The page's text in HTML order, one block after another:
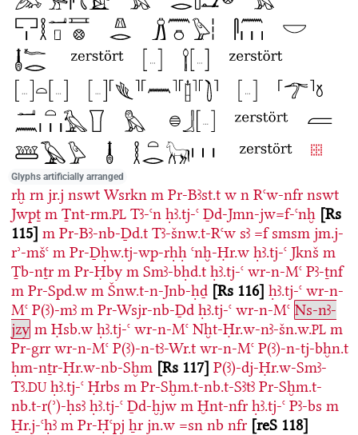
Glyphs artificially arranged
rḫ rn jr.j nswt Wsrkn m Pr-Bꜣst.t w n Rꜥw-nfr nswt
Jwpṯ m Ṯnt-rm.PL Tꜣ-ꜥn ḥꜣ.tj-ꜥ Ḏd-Jmn-jw=f-ꜥnḫ Rs
115 m Pr-Bꜣ-nb-Ḏd.t Tꜣ-šnw.t-Rꜥw sꜣ =f smsm jm.j-
rʾ-mšꜥ m Pr-Ḏḥw.tj-wp-rḥḥ ꜥnḫ-Ḥr.w ḥꜣ.tj-ꜥ Jknš m
Ṯb-nṯr m Pr-Ḥby m Smꜣ-bḥd.t ḥꜣ.tj-ꜥ wr-n-Mꜥ Pꜣ-ṯnf
m Pr-Spd.w m Šnw.t-n-Jnb-ḥḏ Rs 116 ḥꜣ.tj-ꜥ wr-n-
Mꜥ P(ꜣ)-mꜣ m Pr-Wsjr-nb-Ḏd ḥꜣ.tj-ꜥ wr-n-Mꜥ Ns-nꜣ-
jzy m Ḥsb.w ḥꜣ.tj-ꜥ wr-n-Mꜥ Nḫt-Ḥr.w-nꜣ-šn.w.PL m
Pr-grr wr-n-Mꜥ P(ꜣ)-n-tꜣ-Wr.t wr-n-Mꜥ P(ꜣ)-n-tj-bḫn.t
ḥm-nṯr-Ḥr.w-nb-Sḫm Rs 117 P(ꜣ)-dj-Ḥr.w-Smꜣ-
Tꜣ.DU ḥꜣ.tj-ꜥ Ḥrbs m Pr-Sḫm.t-nb.t-Sꜣtꜣ Pr-Sḫm.t-
nb.t-r(ʾ)-ḥsꜣ ḥꜣ.tj-ꜥ Ḏd-ḫjw m Ḫnt-nfr ḥꜣ.tj-ꜥ Pꜣ-bs m
H̱r.j-ꜥḥꜣ m Pr-Ḥꜥpj ẖr jn.w =sn nb nfr reS 118